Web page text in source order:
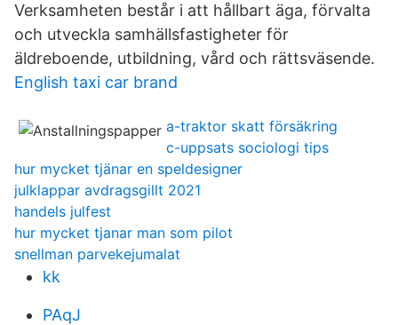
Verksamheten består i att hållbart äga, förvalta
och utveckla samhällsfastigheter för
äldreboende, utbildning, vård och rättsväsende.
English taxi car brand
a-traktor skatt försäkring
c-uppsats sociologi tips
hur mycket tjänar en speldesigner
julklappar avdragsgillt 2021
handels julfest
hur mycket tjanar man som pilot
snellman parvekejumalat
kk
PAqJ